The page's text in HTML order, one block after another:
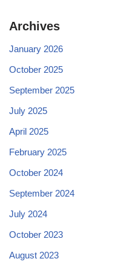
Archives
January 2026
October 2025
September 2025
July 2025
April 2025
February 2025
October 2024
September 2024
July 2024
October 2023
August 2023